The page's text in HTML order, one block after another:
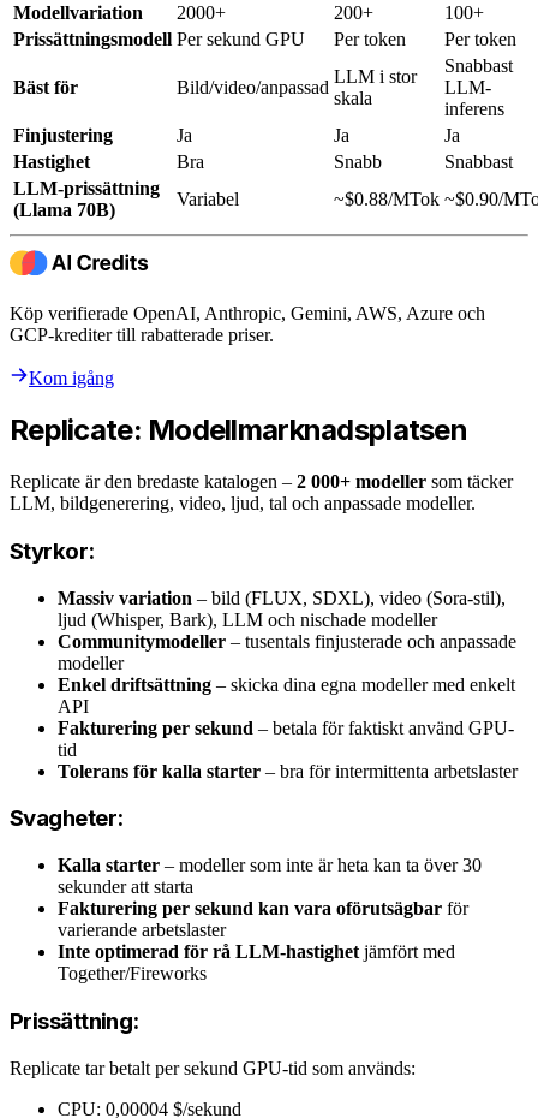
Modellvariation
2000+ 200+
100+
Prissättningsmodell Per sekund GPU Per token Per token
Bäst för Bild/video/anpassad
LLM i stor
skala
Snabbast
LLM-
inferens
Finjustering
Ja Ja
Ja
Hastighet
Bra Snabb
Snabbast
LLM-prissättning
(Llama 70B)
Variabel ~$0.88/MTok ~$0.90/
Köp verifierade OpenAI, Anthropic, Gemini, AWS, Azure och
GCP-krediter till rabatterade priser.
Kom igång
Replicate: Modellmarknadsplatsen
Replicate är den bredaste katalogen – 2 000+ modeller som täcker
LLM, bildgenerering, video, ljud, tal och anpassade modeller.
Styrkor:
Massiv variation – bild (FLUX, SDXL), video (Sora-stil),
ljud (Whisper, Bark), LLM och nischade modeller
Communitymodeller – tusentals finjusterade och anpassade
modeller
Enkel driftsättning – skicka dina egna modeller med enkelt
API
Fakturering per sekund – betala för faktiskt använd GPU-
tid
Tolerans för kalla starter – bra för intermittenta arbetslaster
Svagheter:
Kalla starter – modeller som inte är heta kan ta över 30
sekunder att starta
Fakturering per sekund kan vara oförutsägbar för
varierande arbetslaster
Inte optimerad för rå LLM-hastighet jämfört med
Together/Fireworks
Prissättning:
Replicate tar betalt per sekund GPU-tid som används:
CPU: 0,00004 $/sekund